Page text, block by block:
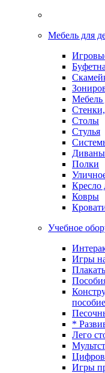
Мебель для
Мебель
Столы
Стулья
Полки
Кресло
Ковры
Учебное
Игры
*
Лего
Игры